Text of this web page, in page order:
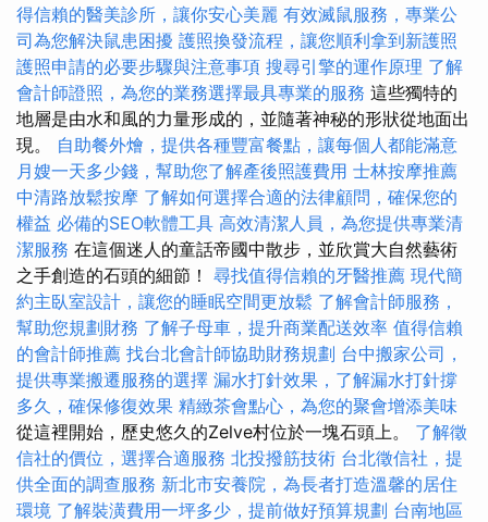
得信賴的醫美診所，讓你安心美麗 有效滅鼠服務，專業公
司為您解決鼠患困擾 護照換發流程，讓您順利拿到新護照
護照申請的必要步驟與注意事項 搜尋引擎的運作原理 了解
會計師證照，為您的業務選擇最具專業的服務 這些獨特的
地層是由水和風的力量形成的，並隨著神秘的形狀從地面出
現。 自助餐外燴，提供各種豐富餐點，讓每個人都能滿意
月嫂一天多少錢，幫助您了解產後照護費用 士林按摩推薦
中清路放鬆按摩 了解如何選擇合適的法律顧問，確保您的
權益 必備的SEO軟體工具 高效清潔人員，為您提供專業清
潔服務 在這個迷人的童話帝國中散步，並欣賞大自然藝術
之手創造的石頭的細節！ 尋找值得信賴的牙醫推薦 現代簡
約主臥室設計，讓您的睡眠空間更放鬆 了解會計師服務，
幫助您規劃財務 了解子母車，提升商業配送效率 值得信賴
的會計師推薦 找台北會計師協助財務規劃 台中搬家公司，
提供專業搬遷服務的選擇 漏水打針效果，了解漏水打針撐
多久，確保修復效果 精緻茶會點心，為您的聚會增添美味
從這裡開始，歷史悠久的Zelve村位於一塊石頭上。 了解徵
信社的價位，選擇合適服務 北投撥筋技術 台北徵信社，提
供全面的調查服務 新北市安養院，為長者打造溫馨的居住
環境 了解裝潢費用一坪多少，提前做好預算規劃 台南地區